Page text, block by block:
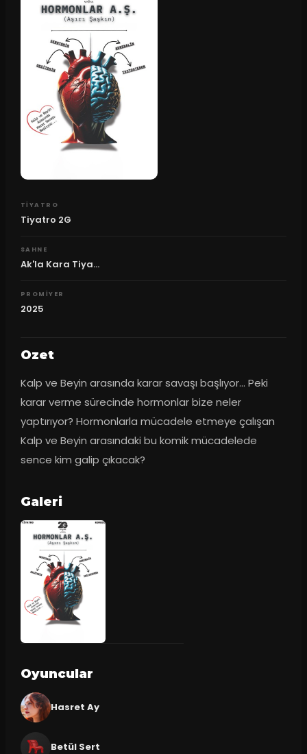
TIYATRO
Tiyatro 2G
SAHNE
Ak'la Kara Tiya...
PROMIYER
2025
Ozet
Kalp ve Beyin arasında karar savaşı başlıyor... Peki
karar verme sürecinde hormonlar bize neler
yaptırıyor? Hormonlarla mücadele etmeye çalışan
Kalp ve Beyin arasındaki bu komik mücadelede
sence kim galip çıkacak?
Galeri
Oyuncular
Hasret Ay
Betül Sert